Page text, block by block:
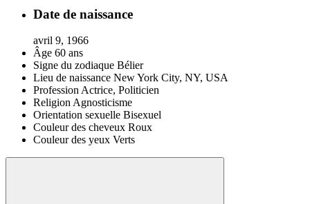
Date de naissance
avril 9, 1966
Âge 60 ans
Signe du zodiaque Bélier
Lieu de naissance New York City, NY, USA
ProfessionActrice, Politicien
ReligionAgnosticisme
Orientation sexuelle Bisexuel
Couleur des cheveux Roux
Couleur des yeux Verts